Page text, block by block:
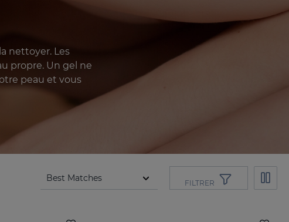
nettoyer. Les
propre. Un gel ne
peau et vous
FILTRER